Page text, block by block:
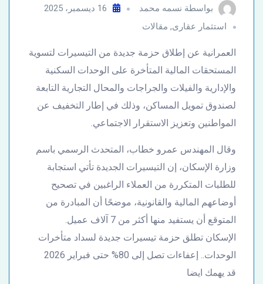
بواسطة نسمه محمد
16 ديسمبر، 2025
استثمار عقارى, مقالات
العمرانية عن إطلاق حزمة جديدة من التيسيرات لتسوية
المستحقات المالية المتأخرة على الوحدات السكنية
والإدارية والفيلات والجراجات والمحال التجارية التابعة
لصندوق تمويل المساكن، وذلك في إطار التخفيف عن
المواطنين وتعزيز الاستقرار الاجتماعي.
وقال المهندس عمرو خطاب، المتحدث الرسمي باسم
وزارة الإسكان، إن التيسيرات الجديدة تأتي استجابة
للطلبات المتكررة من العملاء الراغبين في تصحيح
أوضاعهم المالية والقانونية، موضحًا أن المبادرة من
المتوقع أن يستفيد منها أكثر من 7 آلاف عميل.
الإسكان تطلق حزمة تيسيرات جديدة لسداد متأخرات
الوحدات.. إعفاءات تصل إلى 80% حتى فبراير 2026
قد يهمك ايضا